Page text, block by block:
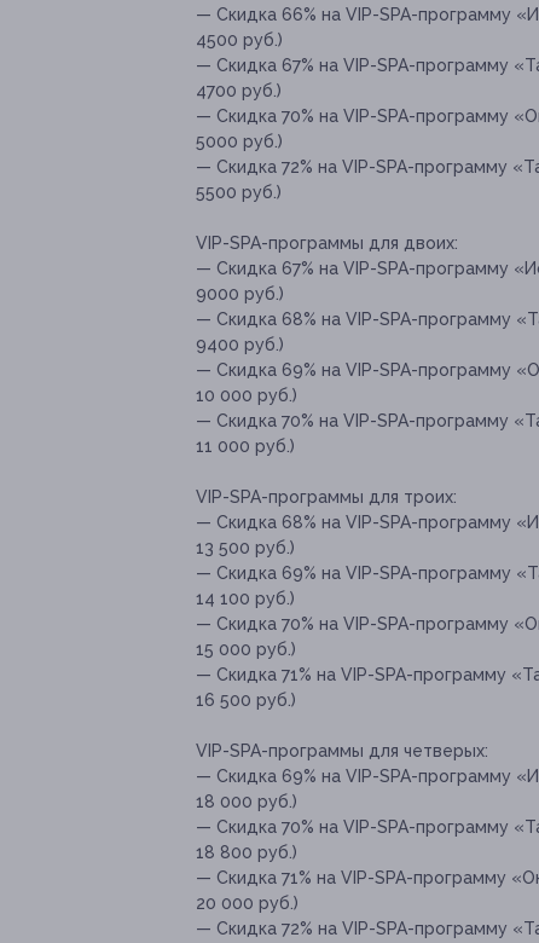
— Скидка 66% на VIP-SPA-программу
4500 руб.)
— Скидка 67% на VIP-SPA-программу
4700 руб.)
— Скидка 70% на VIP-SPA-программу
5000 руб.)
— Скидка 72% на VIP-SPA-программу
5500 руб.)
VIP-SPA-программы для двоих:
— Скидка 67% на VIP-SPA-программу
9000 руб.)
— Скидка 68% на VIP-SPA-программу
9400 руб.)
— Скидка 69% на VIP-SPA-программу
10 000 руб.)
— Скидка 70% на VIP-SPA-программу
11 000 руб.)
VIP-SPA-программы для троих:
— Скидка 68% на VIP-SPA-программу
13 500 руб.)
— Скидка 69% на VIP-SPA-программу
14 100 руб.)
— Скидка 70% на VIP-SPA-программу
15 000 руб.)
— Скидка 71% на VIP-SPA-программу
16 500 руб.)
VIP-SPA-программы для четверых:
— Скидка 69% на VIP-SPA-программу
18 000 руб.)
— Скидка 70% на VIP-SPA-программу
18 800 руб.)
— Скидка 71% на VIP-SPA-программу
20 000 руб.)
— Скидка 72% на VIP-SPA-программу